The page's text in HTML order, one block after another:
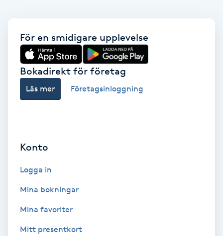
Gua Sha-massage
Hatha Yoga
Headspa
Healing
Herrklippning
Hollywood Peel
För en smidigare upplevelse
Bokadirekt för företag
Läs mer Företagsinloggning
Konto
Logga in
Mina bokningar
Mina favoriter
Mitt presentkort